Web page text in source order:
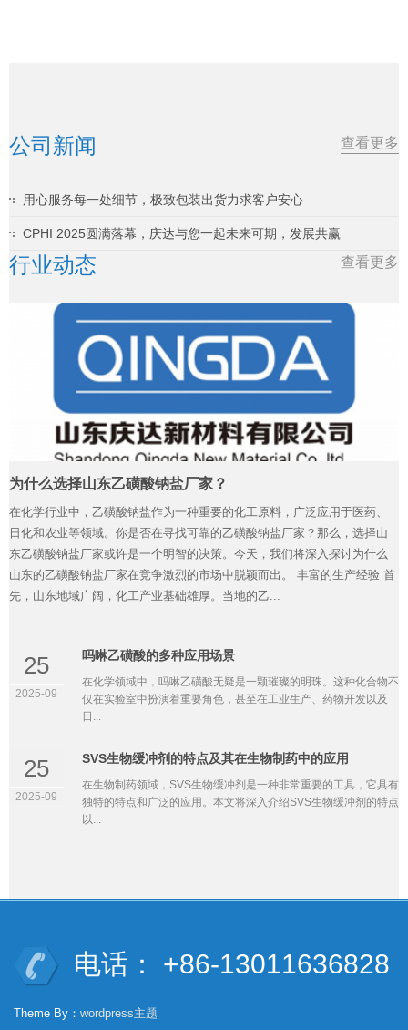
公司新闻 查看更多
用心服务每一处细节，极致包装出货力求客户安心
CPHI 2025圆满落幕，庆达与您一起未来可期，发展共赢
行业动态 查看更多
为什么选择山东乙磺酸钠盐厂家？
在化学行业中，乙磺酸钠盐作为一种重要的化工原料，广泛应用于医药、
日化和农业等领域。你是否在寻找可靠的乙磺酸钠盐厂家？那么，选择山
东乙磺酸钠盐厂家或许是一个明智的决策。今天，我们将深入探讨为什么
山东的乙磺酸钠盐厂家在竞争激烈的市场中脱颖而出。 丰富的生产经验 首
先，山东地域广阔，化工产业基础雄厚。当地的乙...
25
2025-09
吗啉乙磺酸的多种应用场景
在化学领域中，吗啉乙磺酸无疑是一颗璀璨的明珠。这种化合物不
仅在实验室中扮演着重要角色，甚至在工业生产、药物开发以及
日...
25
2025-09
SVS生物缓冲剂的特点及其在生物制药中的应用
在生物制药领域，SVS生物缓冲剂是一种非常重要的工具，它具有
独特的特点和广泛的应用。本文将深入介绍SVS生物缓冲剂的特点
以...
电话： +86-13011636828
Theme By： wordpress主题